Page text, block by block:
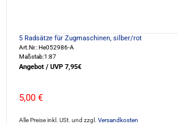
5 Radsätze für Zugmaschinen, silber/rot
Art.Nr.: He052986-A
Maßstab:1:87
Angebot / UVP 7,95€
5,00 €
Alle Preise inkl. USt. und zzgl. Versandkosten